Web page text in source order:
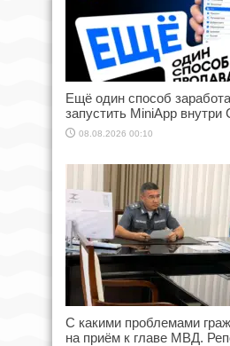
Ещё один способ
запустить MiniApp внутри
08.08.2026 00:10
С какими проблемами
на приём к главе МВД.